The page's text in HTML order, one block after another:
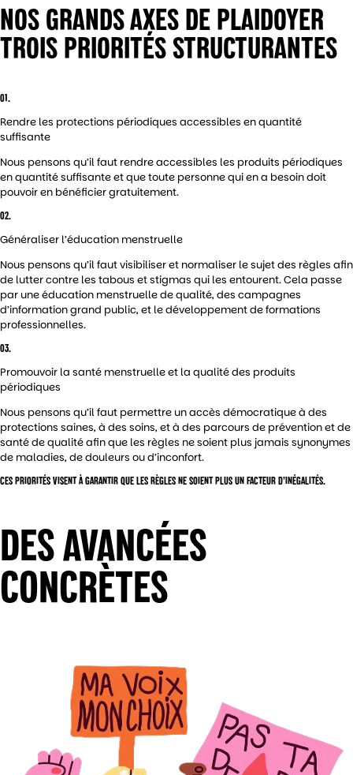
NOS GRANDS AXES DE PLAIDOYER
TROIS PRIORITÉS STRUCTURANTES
01.
Rendre les protections périodiques accessibles en quantité
suffisante
Nous pensons qu’il faut rendre accessibles les produits périodiques
en quantité suffisante et que toute personne qui en a besoin doit
pouvoir en bénéficier gratuitement.
02.
Généraliser l’éducation menstruelle
Nous pensons qu’il faut visibiliser et normaliser le sujet des règles afin
de lutter contre les tabous et stigmas qui les entourent. Cela passe
par une éducation menstruelle de qualité, des campagnes
d’information grand public, et le développement de formations
professionnelles.
03.
Promouvoir la santé menstruelle et la qualité des produits
périodiques
Nous pensons qu’il faut permettre un accès démocratique à des
protections saines, à des soins, et à des parcours de prévention et de
santé de qualité afin que les règles ne soient plus jamais synonymes
de maladies, de douleurs ou d’inconfort.
CES PRIORITÉS VISENT À GARANTIR QUE LES RÈGLES NE SOIENT PLUS UN FACTEUR D’INÉGALITÉS.
DES AVANCÉES
CONCRÈTES